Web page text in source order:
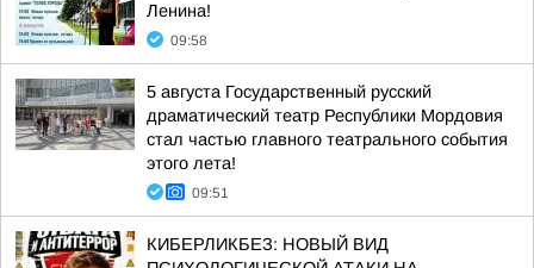
Ленина!
09:58
5 августа Государственный русский
драматический театр Республики Мордовия
стал частью главного театрального события
этого лета!
09:51
КИБЕРЛИКБЕЗ: НОВЫЙ ВИД